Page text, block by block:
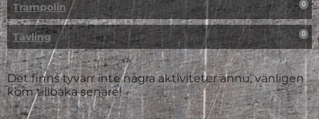
Trampolin 0
Tävling 0
Det finns tyvärr inte några aktiviteter ännu, vänligen
kom tillbaka senare!